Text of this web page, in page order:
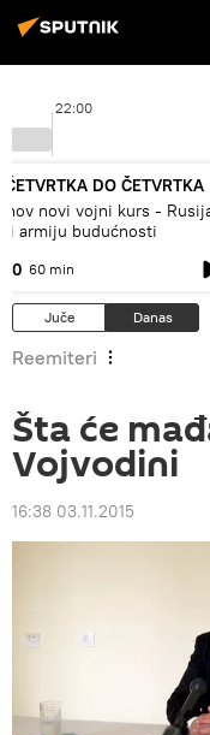
22:00
ČETVRTKA DO ČETVRTKA
novi vojni kurs -
armiju budućnosti
60 min
Juče Danas
Reemiteri
Šta će
Vojvodini
16:38 03.11.2015